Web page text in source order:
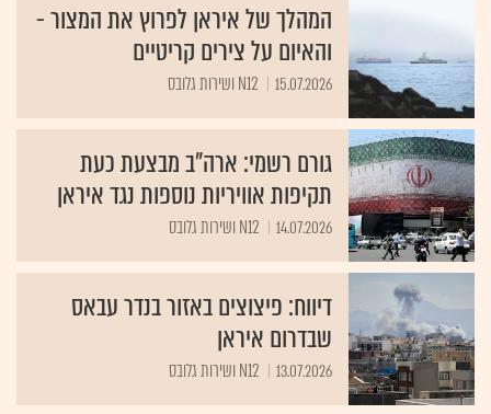
המהלך של איראן לפרוץ את המצור -
והאיום על צירים קריטיים
15.07.2026 N12 ושירות גלובס
גורם רשמי: ארה"ב מבצעת כעת
תקיפות אוויריות נוספות נגד איראן
14.07.2026 N12 ושירות גלובס
דיווח: פיצוצים באזור בנדר עבאס
שבדרום איראן
13.07.2026 N12 ושירות גלובס